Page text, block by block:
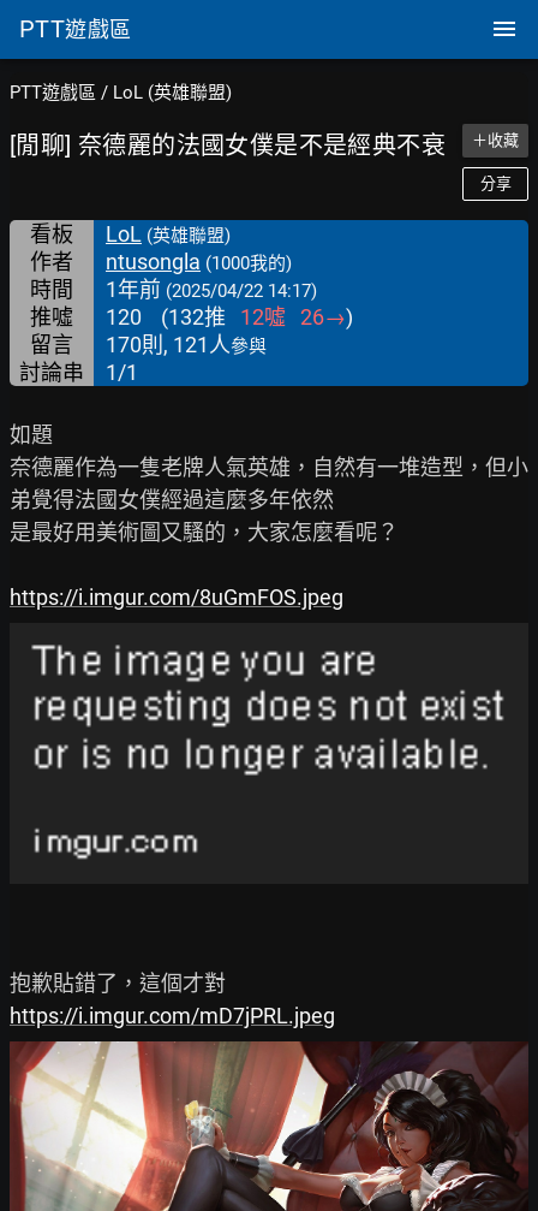
PTT遊戲區
PTT遊戲區 / LoL (英雄聯盟)
[閒聊] 奈德麗的法國女僕是不是經典不衰 ＋收藏
分享
看板 LoL (英雄聯盟)
作者 ntusongla (1000我的)
時間 1年前 (2025/04/22 14:17)
推噓 120 (132推 12噓 26→)
留言
170則, 121人參與
討論串 1/1
如題
奈德麗作為一隻老牌人氣英雄，自然有一堆造型，但小
弟覺得法國女僕經過這麼多年依然
是最好用美術圖又騷的，大家怎麼看呢？
https://i.imgur.com/8uGmFOS.jpeg
https://i.imgur.com/mD7jPRL.jpeg